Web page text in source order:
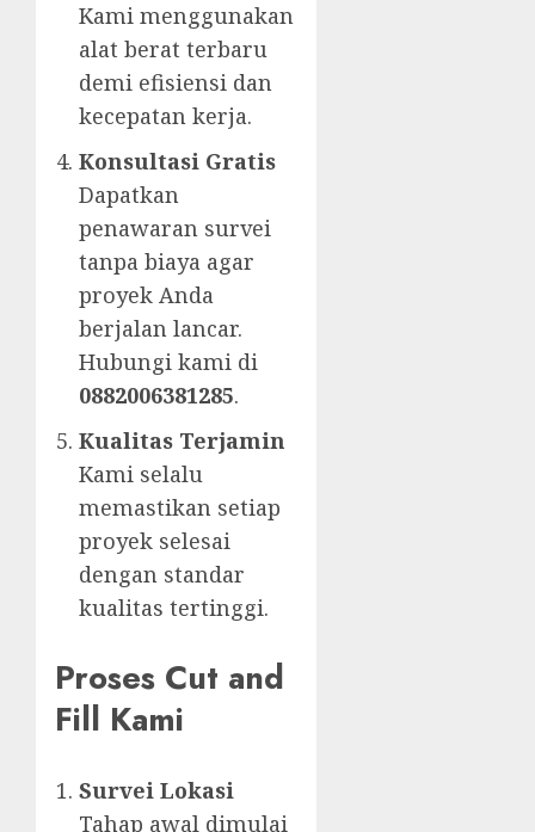
Kami menggunakan
alat berat terbaru
demi efisiensi dan
kecepatan kerja.
Konsultasi Gratis
Dapatkan
penawaran survei
tanpa biaya agar
proyek Anda
berjalan lancar.
Hubungi kami di
0882006381285.
Kualitas Terjamin
Kami selalu
memastikan setiap
proyek selesai
dengan standar
kualitas tertinggi.
Proses Cut and
Fill Kami
Survei Lokasi
Tahap awal dimulai